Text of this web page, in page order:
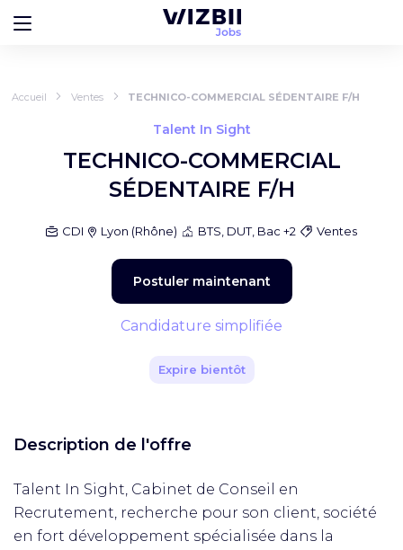
Accueil Ventes TECHNICO-COMMERCIAL SÉDENTAIRE F/H
Talent In Sight
TECHNICO-COMMERCIAL
SÉDENTAIRE F/H
CDI Lyon (Rhône) BTS, DUT, Bac +2 Ventes
Postuler maintenant
Candidature simplifiée
Expire bientôt
Description de l'offre
Talent In Sight, Cabinet de Conseil en
Recrutement, recherche pour son client, société
en fort développement spécialisée dans la